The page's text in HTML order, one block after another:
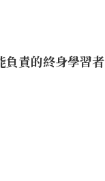
負責的終身學習者